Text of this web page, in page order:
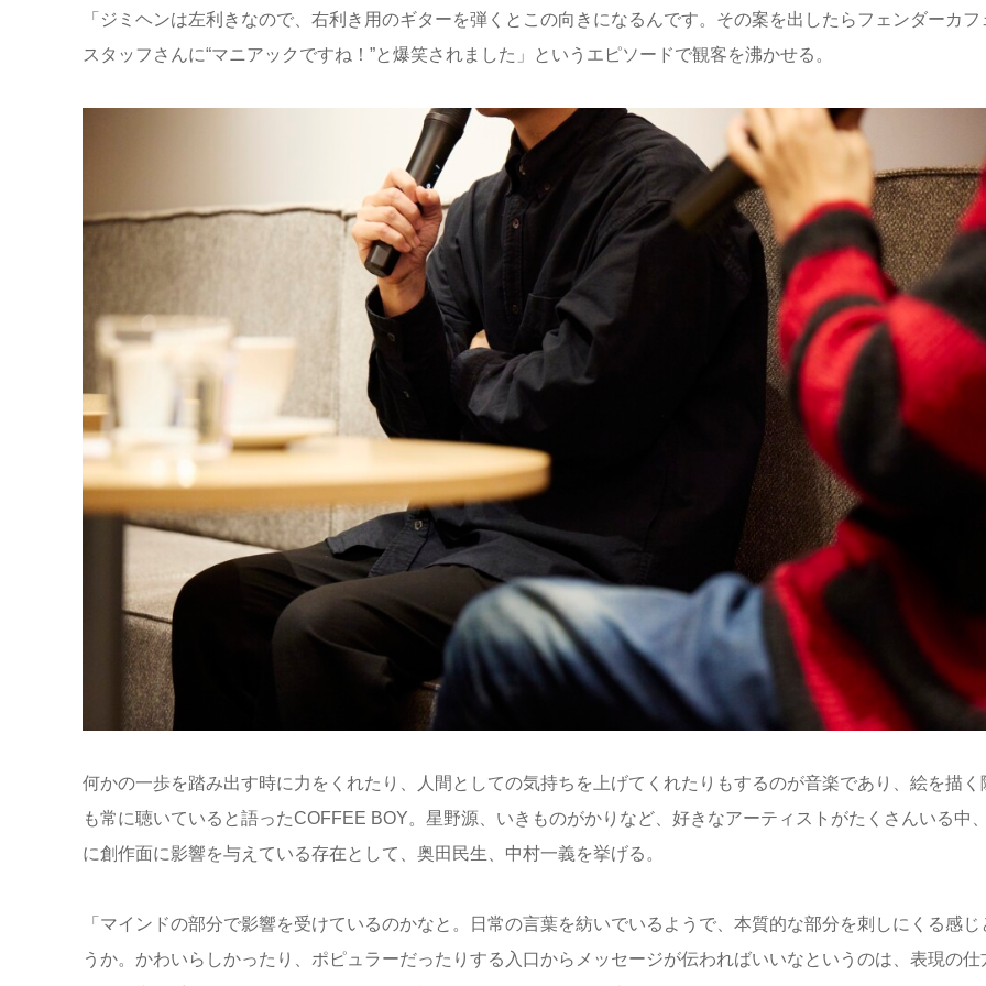
「ジミヘンは左利きなので、右利き用のギターを弾くとこの向きになるんです。その案を出したらフェンダーカフ
スタッフさんに“マニアックですね！”と爆笑されました」というエピソードで観客を沸かせる。
何かの一歩を踏み出す時に力をくれたり、人間としての気持ちを上げてくれたりもするのが音楽であり、絵を描く
も常に聴いていると語ったCOFFEE BOY。星野源、いきものがかりなど、好きなアーティストがたくさんいる中
に創作面に影響を与えている存在として、奥田民生、中村一義を挙げる。
「マインドの部分で影響を受けているのかなと。日常の言葉を紡いでいるようで、本質的な部分を刺しにくる感じ
うか。かわいらしかったり、ポピュラーだったりする入口からメッセージが伝わればいいなというのは、表現の仕